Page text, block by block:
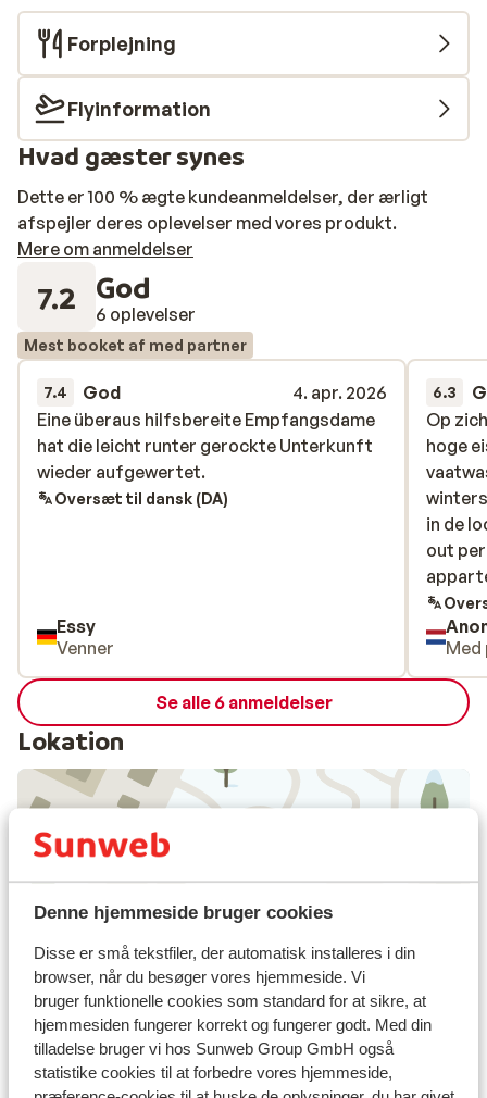
Denne hjemmeside bruger cookies
Disse er små tekstfiler, der automatisk installeres i din
browser, når du besøger vores hjemmeside. Vi
bruger funktionelle cookies som standard for at sikre, at
hjemmesiden fungerer korrekt og fungerer godt. Med din
tilladelse bruger vi hos Sunweb Group GmbH også
statistike cookies til at forbedre vores hjemmeside,
Forplejning
Flyinformation
Hvad gæster synes
Dette er 100 % ægte kundeanmeldelser, der ærligt
afspejler deres oplevelser med vores produkt.
Mere om anmeldelser
7.2 God
6 oplevelser
Mest booket af med partner
7.4 God
4. apr. 2026
Eine überaus hilfsbereite Empfangsdame
hat die leicht runter gerockte Unterkunft
wieder aufgewertet.
Eine überaus hilfsbereite Empfangsdame
hat die leicht runter gerockte Unterkunft
wieder aufgewertet.
Oversæt til dansk (DA)
Essy
Venner
6.3
Op
hoge
in de
out
ruimte
de
met
Op
hoge
in de
out
Se alle 6 anmeldelser
Lokation
I området
I udkanten af centrum
Afstand til centrum: ca. 800 meter
Indkvartering med forskellig indretning/ejer